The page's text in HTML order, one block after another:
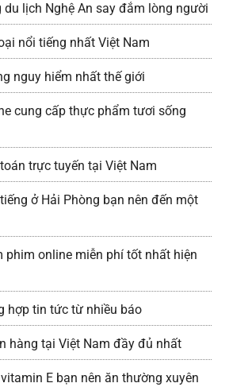
lịch Nghệ An say đắm lòng người
nổi tiếng nhất Việt Nam
nguy hiểm nhất thế giới
cung cấp thực phẩm tươi sống
trực tuyến tại Việt Nam
ở Hải Phòng bạn nên đến một
phim online miễn phí tốt nhất hiện
hợp tin tức từ nhiều báo
hàng tại Việt Nam đầy đủ nhất
E bạn nên ăn thường xuyên